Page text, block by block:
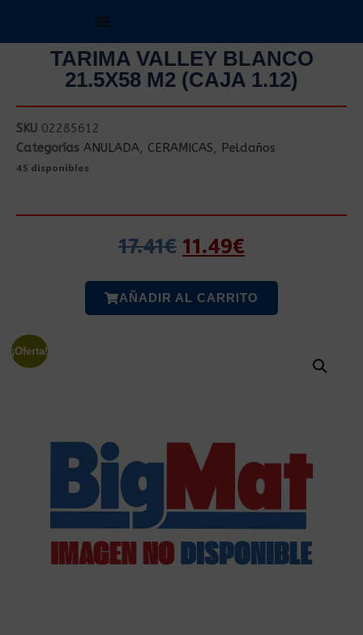
TARIMA VALLEY BLANCO
21.5X58 M2 (CAJA 1.12)
SKU 02285612
Categorías ANULADA, CERAMICAS, Peldaños
45 disponibles
17.41€ 11.49€
AÑADIR AL CARRITO
¡Oferta!